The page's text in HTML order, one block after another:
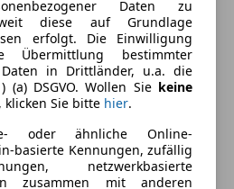
148 g/km (komb.)
Daten zu
diese auf Grundlage
erfolgt. Die Einwilligung
Übermittlung bestimmter
Daten in Drittländer, u.a. die
(a) DSGVO. Wollen Sie keine
klicken Sie bitte hier.
oder ähnliche Online-
basierte Kennungen, zufällig
netzwerkbasierte
zusammen mit anderen